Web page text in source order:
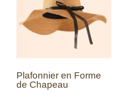
Plafonnier en Forme
de Chapeau